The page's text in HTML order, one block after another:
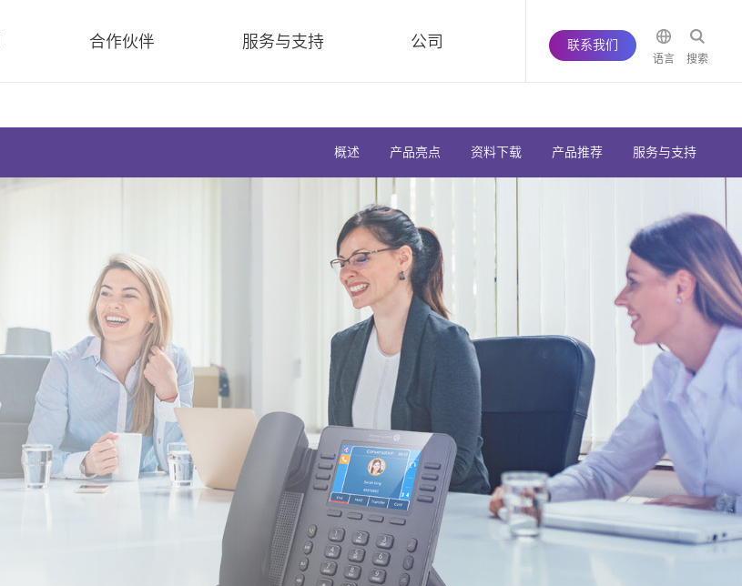
合作伙伴 服务与支持 公司 联系我们
语言 搜索
概述 产品亮点 资料下载 产品推荐 服务与支持